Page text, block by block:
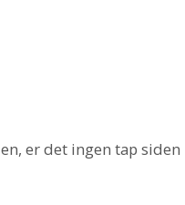
er det ingen tap